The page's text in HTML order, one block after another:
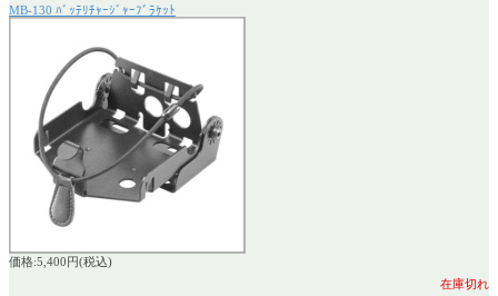
MB-130 ﾊﾞｯﾃﾘﾁｬｰｼﾞｬｰﾌﾞﾗｹｯﾄ
価格:5,400円(税込)
在庫切れ